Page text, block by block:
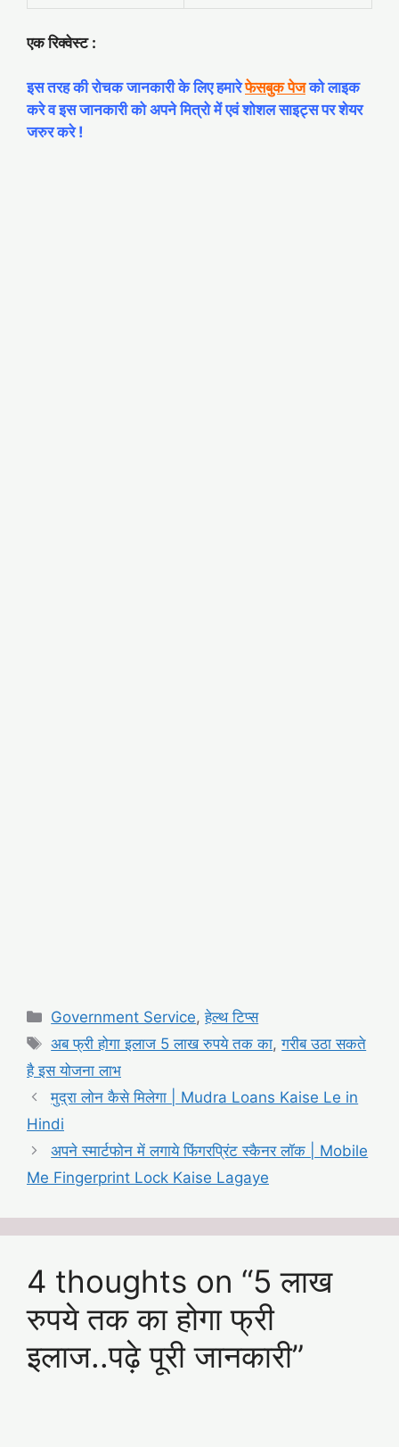
एक रिक्वेस्ट :
इस तरह की रोचक जानकारी के लिए हमारेफेसबुक पेजको लाइक
करे व इस जानकारी को अपने मित्रो में एवं शोशल साइट्स पर शेयर
जरुर करे !
Categories
Government Service,हेल्थ टिप्स
Tags
अब फ्री होगा इलाज 5 लाख रुपये तक का,गरीब उठा सकते
है इस योजना लाभ
मुद्रा लोन कैसे मिलेगा | Mudra Loans Kaise Le in
Hindi
अपने स्मार्टफोन में लगाये फिंगरप्रिंट स्कैनर लॉक | Mobile
Me Fingerprint Lock Kaise Lagaye
4 thoughts on “5 लाख
रुपये तक का होगा फ्री
इलाज..पढ़े पूरी जानकारी”